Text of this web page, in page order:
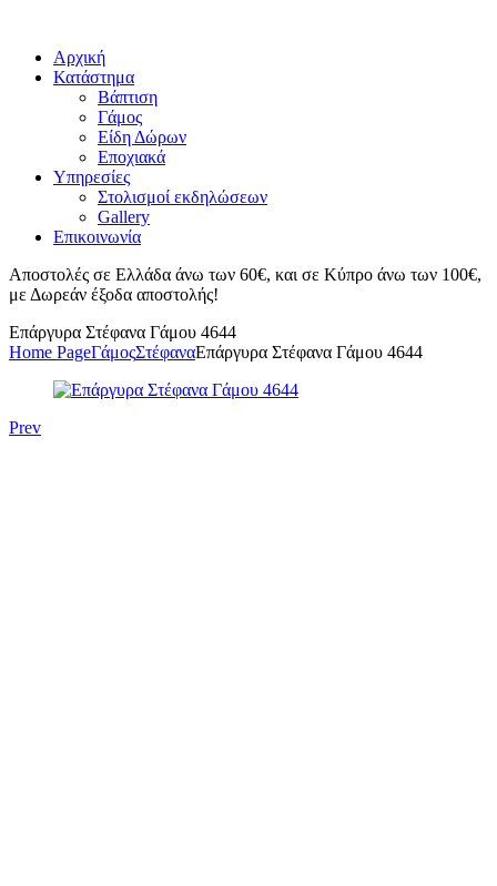
Αρχική
Κατάστημα
Βάπτιση
Γάμος
Είδη Δώρων
Εποχιακά
Υπηρεσίες
Στολισμοί εκδηλώσεων
Gallery
Επικοινωνία
Αποστολές σε Ελλάδα άνω των 60€, και σε Κύπρο άνω των 100€,
με Δωρεάν έξοδα αποστολής!
Επάργυρα Στέφανα Γάμου 4644
Home PageΓάμοςΣτέφαναΕπάργυρα Στέφανα Γάμου 4644
Prev